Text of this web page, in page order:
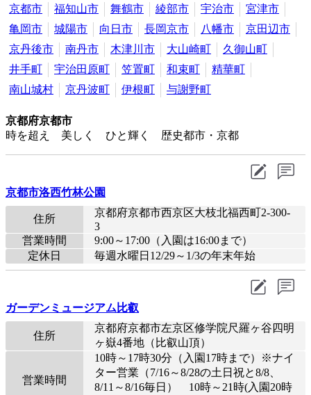
京都市 福知山市 舞鶴市 綾部市 宇治市
宮津市
亀岡市
城陽市 向日市 長岡京市 八幡市
京田辺市
京丹後市
南丹市 木津川市 大山崎町
久御山町
井手町
宇治田原町 笠置町 和束町
精華町
南山城村
京丹波町 伊根町 与謝野町
京都府京都市
時を超え 美しく ひと輝く 歴史都市・京都
京都市洛西竹林公園
住所
京都府京都市西京区大枝北福西町2-300-
3
営業時間
9:00～17:00（入園は16:00まで）
定休日
毎週水曜日12/29～1/3の年末年始
ガーデンミュージアム比叡
住所
京都府京都市左京区修学院尺羅ヶ谷四明
ヶ嶽4番地（比叡山頂）
営業時間
10時～17時30分（入園17時まで）※ナイ
ター営業（7/16～8/28の土日祝と8/8、
8/11～8/16毎日） 10時～21時(入園20時